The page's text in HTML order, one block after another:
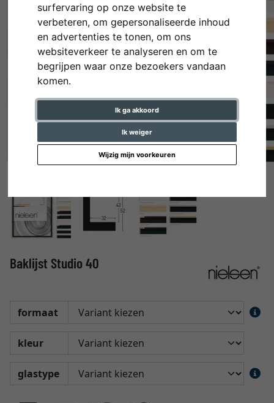
surfervaring op onze website te
verbeteren, om gepersonaliseerde inhoud
en advertenties te tonen, om ons
websiteverkeer te analyseren en om te
begrijpen waar onze bezoekers vandaan
komen.
Ik ga akkoord
Ik weiger
Wijzig mijn voorkeuren
Terug
Baklijst Studio 40
formaat
kleur
glastype